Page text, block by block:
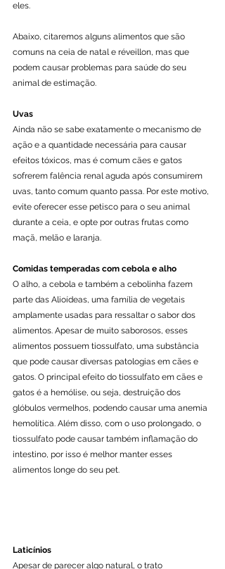
eles.
Abaixo, citaremos alguns alimentos que são
comuns na ceia de natal e réveillon, mas que
podem causar problemas para saúde do seu
animal de estimação.
Uvas
Ainda não se sabe exatamente o mecanismo de
ação e a quantidade necessária para causar
efeitos tóxicos, mas é comum cães e gatos
sofrerem falência renal aguda após consumirem
uvas, tanto comum quanto passa. Por este motivo,
evite oferecer esse petisco para o seu animal
durante a ceia, e opte por outras frutas como
maçã, melão e laranja.
Comidas temperadas com cebola e alho
O alho, a cebola e também a cebolinha fazem
parte das Alioídeas, uma família de vegetais
amplamente usadas para ressaltar o sabor dos
alimentos. Apesar de muito saborosos, esses
alimentos possuem tiossulfato, uma substância
que pode causar diversas patologias em cães e
gatos. O principal efeito do tiossulfato em cães e
gatos é a hemólise, ou seja, destruição dos
glóbulos vermelhos, podendo causar uma anemia
hemolítica. Além disso, com o uso prolongado, o
tiossulfato pode causar também inflamação do
intestino, por isso é melhor manter esses
alimentos longe do seu pet.
Laticínios
Apesar de parecer algo natural, o trato